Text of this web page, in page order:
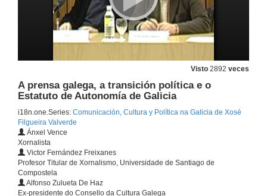
Visto 2892 veces
A prensa galega, a transición política e o
Estatuto de Autonomía de Galicia
i18n.one.Series: Comunicación, Cultura y Política na Galicia de Xosé
Filgueira Valverde
Ánxel Vence
Xornalista
Victor Fernández Freixanes
Profesor Titular de Xornalismo, Universidade de Santiago de
Compostela
Alfonso Zulueta De Haz
Ex-presidente do Consello da Cultura Galega